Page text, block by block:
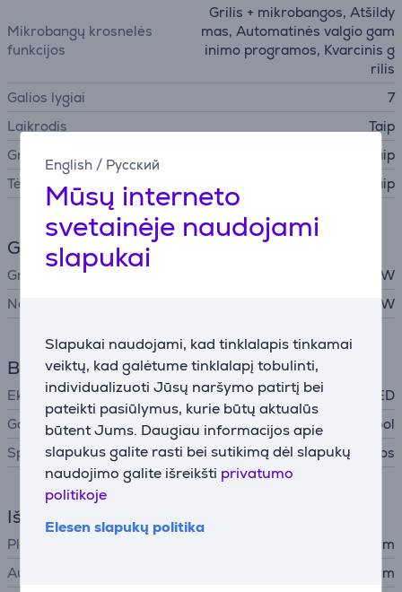
English / Русский
Mūsų interneto
svetainėje naudojami
slapukai
Slapukai naudojami, kad tinklalapis tinkamai
veiktų, kad galėtume tinklalapį tobulinti,
individualizuoti Jūsų naršymo patirtį bei
pateikti pasiūlymus, kurie būtų aktualūs
būtent Jums. Daugiau informacijos apie
slapukus galite rasti bei sutikimą dėl slapukų
naudojimo galite išreikšti privatumo
politikoje
Elesen slapukų politika
Mikrobangų krosnelės
funkcijos
Grilis + mikrobangos, Atšildy
mas, Automatinės valgio gam
inimo programos, Kvarcinis g
rilis
Galios lygiai
7
Laikrodis
Taip
Grill
Taip
Tėvų kontrolė
Taip
Galingumas
Grilio galingumas
800 W
Naudojama galia
1000 W
Bendri parametrai
Ekranas
LED
Gamintojas
Whirlpool
Spalva
smėlio spalvos
Išmatavimai
Plotis
59,5 cm
Aukštis
38,5 cm